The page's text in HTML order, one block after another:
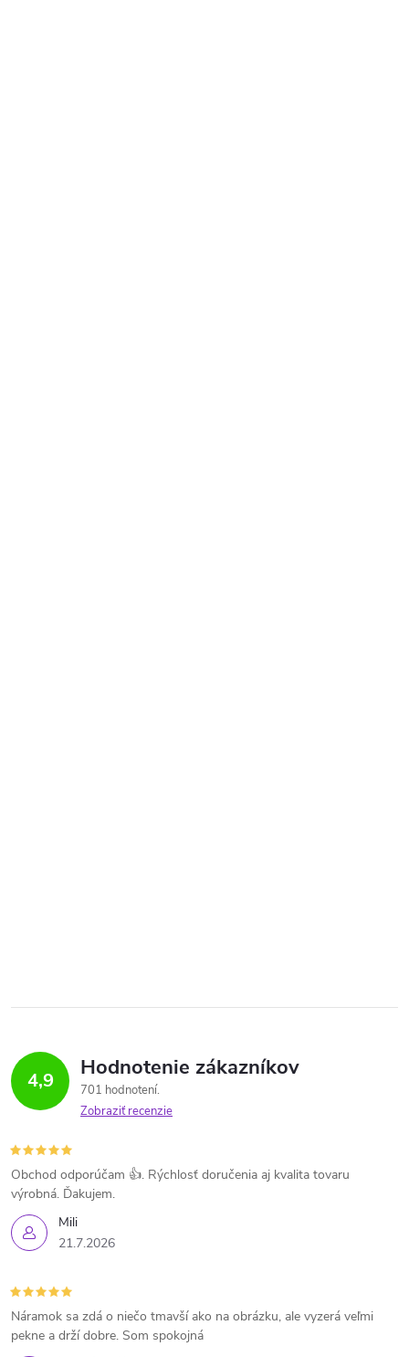
4,9 Hodnotenie zákazníkov
701 hodnotení
Zobraziť recenzie
Mili
21.7.2026
Obchod odporúčam 👍. Rýchlosť doručenia aj kvalita tovaru
výrobná. Ďakujem.
Náramok sa zdá o niečo tmavší ako na obrázku, ale vyzerá veľmi
pekne a drží dobre. Som spokojná